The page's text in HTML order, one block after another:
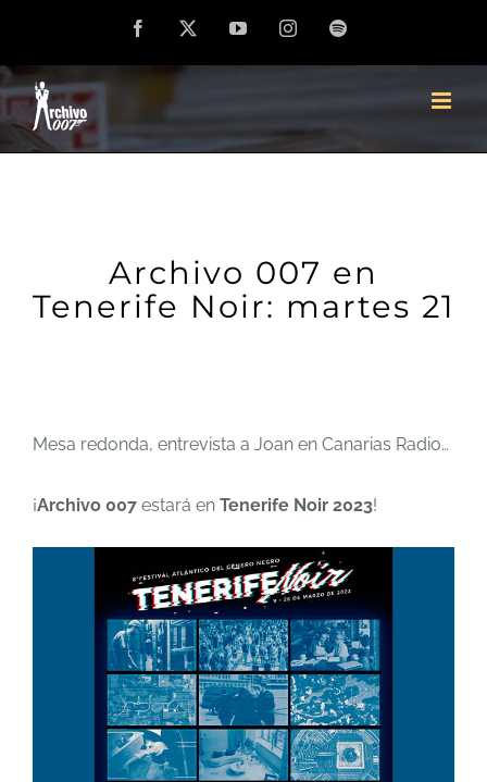
contenido
Facebook YouTubeInstagramSpotify
Archivo 007 en
Tenerife Noir: martes 21
Mesa redonda, entrevista a Joan en Canarias Radio…
¡Archivo 007 estará en Tenerife Noir 2023!